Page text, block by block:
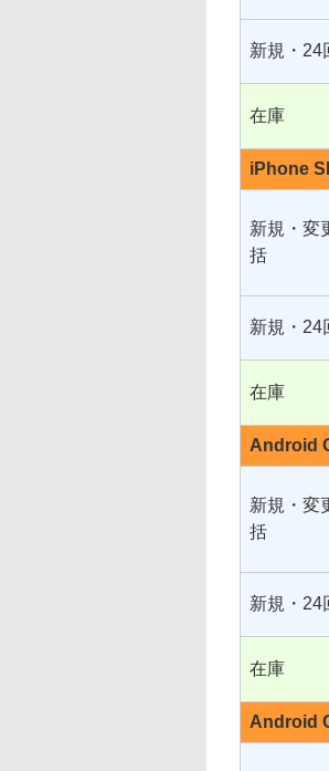
新規・24
在庫
iPhone
新規・変
括
新規・24
在庫
Android
新規・変
括
新規・24
在庫
Android